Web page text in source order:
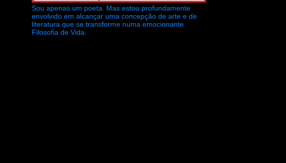
Sou apenas um poeta. Mas estou profundamente
envolvido em alcançar uma concepção de arte e de
literatura que se transforme numa emocionante
Filosofia de Vida.